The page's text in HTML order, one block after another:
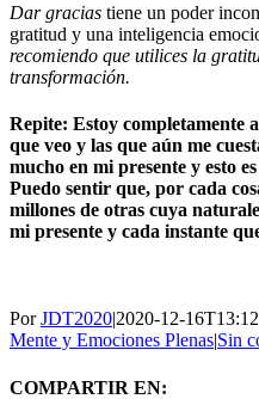
Dar gracias tiene un poder
gratitud y una inteligencia
recomiendo que utilices la
transformación.
Repite: Estoy completamente
que veo y las que aún me
mucho en mi presente y esto
Puedo sentir que, por cada
millones de otras cuya
mi presente y cada instante
PorJDT2020|2020-12-
Mente y Emociones Plenas|Sin
COMPARTIR EN: